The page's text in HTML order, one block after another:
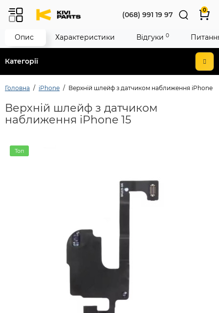
Категорії
(068) 991 19 97
0
Головна iPhone Верхній шлейф з датчиком наближення iPhone 15
Верхній шлейф з датчиком
наближення iPhone 15
Топ
Опис Характеристики Відгуки 0